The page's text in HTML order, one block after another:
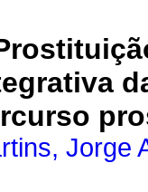
Jorge